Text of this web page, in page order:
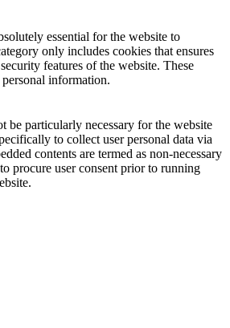
essential for the website to
only includes cookies that ensures
features of the website. These
information.
be particularly necessary for the website
to collect user personal data via
contents are termed as non-necessary
procure user consent prior to running